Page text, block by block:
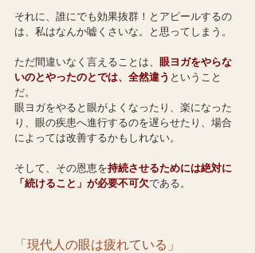
それに、誰にでも効果抜群！とアピールするの
は、私はなんか嘘くさいな。と思ってしまう。
ただ間違いなく言えることは、 眼ヨガをやらな
いのとやったのとでは、全然違う ということ
だ。
眼ヨガをやると眼がよくなったり、楽になった
り、眼の疾患へ進行するのを遅らせたり、場合
によっては改善するかもしれない。
そして、その恩恵を持続させるためには絶対に
「続けること」が必要不可欠である。
「現代人の眼は疲れている」